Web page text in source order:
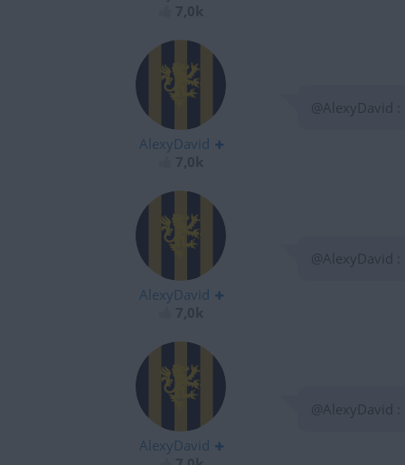
AlexyDavid
@AlexyDavid :
AlexyDavid
@AlexyDavid :
AlexyDavid
@AlexyDavid :